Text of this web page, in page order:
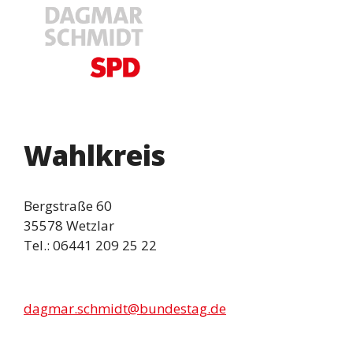
Wahlkreis
Bergstraße 60
35578 Wetzlar
Tel.: 06441 209 25 22
dagmar.schmidt@bundestag.de